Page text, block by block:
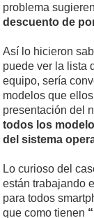
problema sugieren
descuento de
Así lo hicieron
puede ver la lista
equipo, sería
modelos que
presentación del
todos los
del sistema
Lo curioso del
están trabajando
para todos
que como tienen